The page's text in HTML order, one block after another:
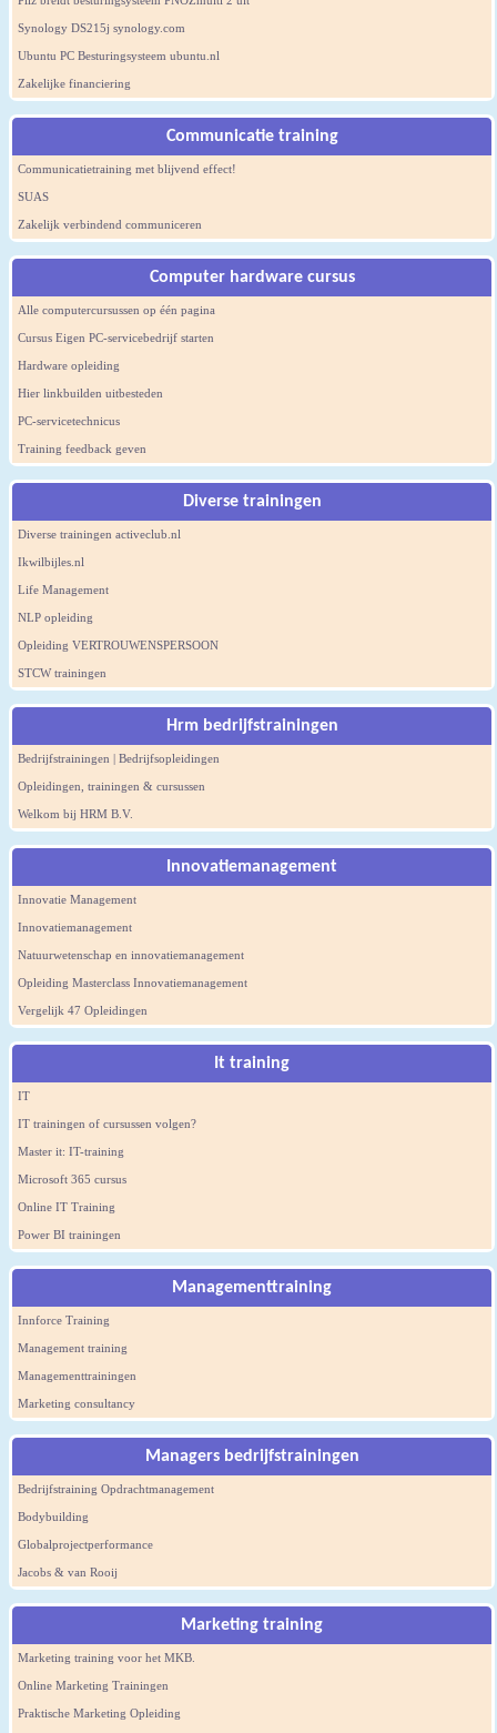
Synology DS215j synology.com
Ubuntu PC Besturingsysteem ubuntu.nl
Zakelijke financiering
Communicatie training
Communicatietraining met blijvend effect!
SUAS
Zakelijk verbindend communiceren
Computer hardware cursus
Alle computercursussen op één pagina
Cursus Eigen PC-servicebedrijf starten
Hardware opleiding
Hier linkbuilden uitbesteden
PC-servicetechnicus
Training feedback geven
Diverse trainingen
Diverse trainingen activeclub.nl
Ikwilbijles.nl
Life Management
NLP opleiding
Opleiding VERTROUWENSPERSOON
STCW trainingen
Hrm bedrijfstrainingen
Bedrijfstrainingen | Bedrijfsopleidingen
Opleidingen, trainingen & cursussen
Welkom bij HRM B.V.
Innovatiemanagement
Innovatie Management
Innovatiemanagement
Natuurwetenschap en innovatiemanagement
Opleiding Masterclass Innovatiemanagement
Vergelijk 47 Opleidingen
It training
IT
IT trainingen of cursussen volgen?
Master it: IT-training
Microsoft 365 cursus
Online IT Training
Power BI trainingen
Managementtraining
Innforce Training
Management training
Managementtrainingen
Marketing consultancy
Managers bedrijfstrainingen
Bedrijfstraining Opdrachtmanagement
Bodybuilding
Globalprojectperformance
Jacobs & van Rooij
Marketing training
Marketing training voor het MKB.
Online Marketing Trainingen
Praktische Marketing Opleiding